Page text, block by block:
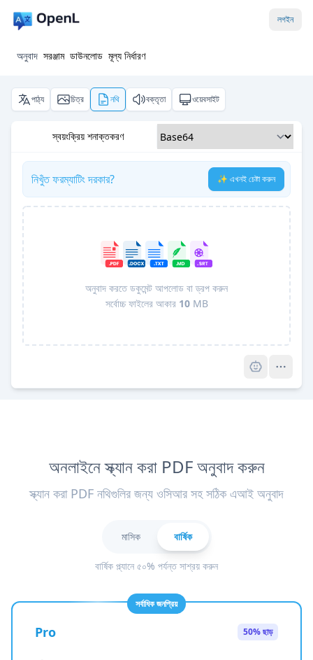
লগইন
অনুবাদ সরঞ্জাম ডাউনলোড মূল্য নির্ধারণ
পাঠ্য চিত্র নথি বক্তৃতা ওয়েবসাইট
স্বয়ংক্রিয় শনাক্তকরণ
নিখুঁত ফরম্যাটিং দরকার? ✨ এখনই চেষ্টা করুন
অনুবাদ করতে ডকুমেন্ট আপলোড বা ড্রপ করুন
সর্বোচ্চ ফাইলের আকার 10MB
অনলাইনে স্ক্যান করা PDF অনুবাদ করুন
স্ক্যান করা PDF নথিগুলির জন্য ওসিআর সহ সঠিক এআই অনুবাদ
মাসিক বার্ষিক
বার্ষিক প্ল্যানে ৫০% পর্যন্ত সাশ্রয় করুন
সর্বাধিক জনপ্রিয়
Pro 50% ছাড়